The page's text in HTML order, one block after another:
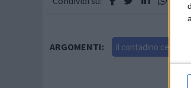
ARGOMENTI: il contadino cerca